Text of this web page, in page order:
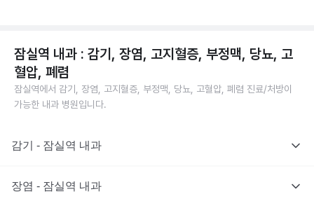
잠실역 내과 : 감기, 장염, 고지혈증, 부정맥, 당뇨, 고
혈압, 폐렴
잠실역에서 감기, 장염, 고지혈증, 부정맥, 당뇨, 고혈압, 폐렴 진료/처방이
가능한 내과 병원입니다.
감기 - 잠실역 내과
장염 - 잠실역 내과